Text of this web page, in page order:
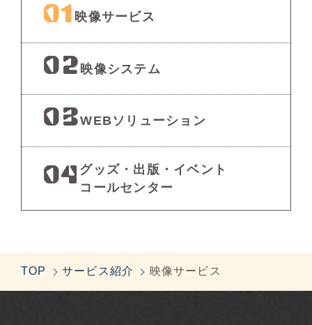
01 映像サービス
02 映像システム
03WEBソリューション
04 グッズ・出版・イベント
コールセンター
TOP サービス紹介 映像サービス